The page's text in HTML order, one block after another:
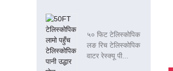
५० फिट टेलिस्कोपिक
लङ रिच टेलिस्कोपिक
वाटर रेस्क्यू पी...